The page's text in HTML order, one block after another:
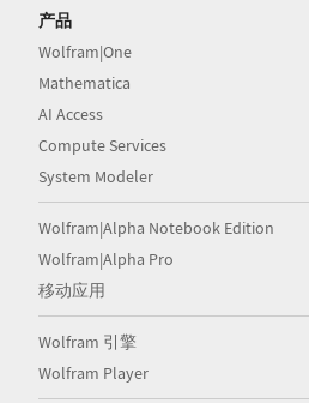
产品
Wolfram|One
Mathematica
AI Access
Compute Services
System Modeler
Wolfram|Alpha Notebook Edition
Wolfram|Alpha Pro
移动应用
Wolfram 引擎
Wolfram Player